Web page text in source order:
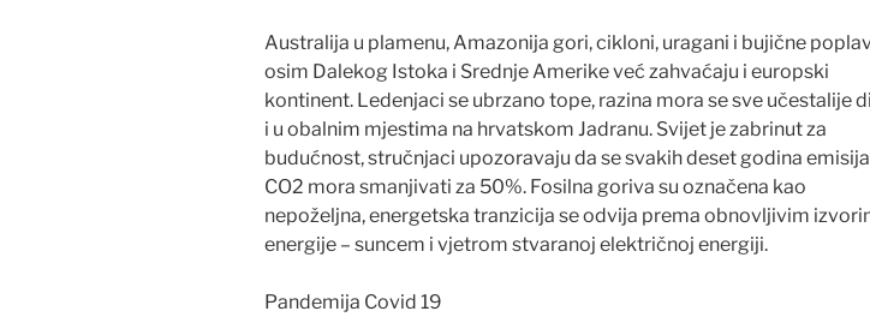
Australija u plamenu, Amazonija gori, cikloni, uragani i bujične
osim Dalekog Istoka i Srednje Amerike već zahvaćaju i europski
kontinent. Ledenjaci se ubrzano tope, razina mora se sve učestalije
i u obalnim mjestima na hrvatskom Jadranu. Svijet je zabrinut za
budućnost, stručnjaci upozoravaju da se svakih deset godina emisija
CO2 mora smanjivati za 50%. Fosilna goriva su označena kao
nepoželjna, energetska tranzicija se odvija prema obnovljivim
energije – suncem i vjetrom stvaranoj električnoj energiji.
Pandemija Covid 19